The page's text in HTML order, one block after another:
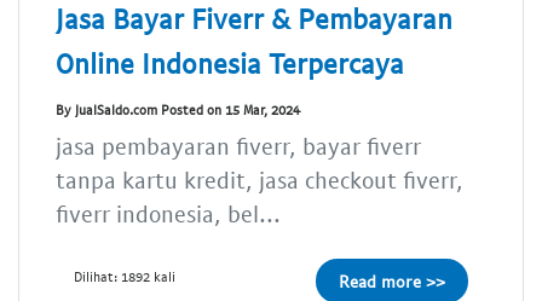
Jasa Bayar Fiverr & Pembayaran
Online Indonesia Terpercaya
By JualSaldo.com Posted on 15 Mar, 2024
jasa pembayaran fiverr, bayar fiverr
tanpa kartu kredit, jasa checkout fiverr,
fiverr indonesia, bel...
Dilihat: 1892 kali Read more >>